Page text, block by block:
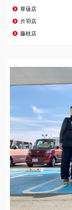
草薙店
片羽店
藤枝店